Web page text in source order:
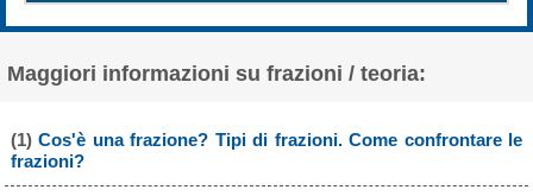
Maggiori informazioni su frazioni / teoria:
(1)Cos'è una frazione? Tipi di frazioni. Come confrontare le
frazioni?